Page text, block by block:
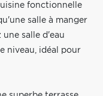
fonctionnelle
salle à manger
salle d'eau
niveau, idéal pour